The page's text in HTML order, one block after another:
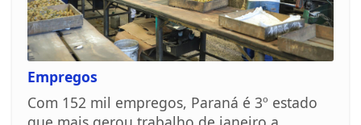
Empregos
Com 152 mil empregos, Paraná é 3º estado